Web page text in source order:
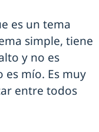
es un tema
simple, tiene
y no es
es mío. Es muy
entre todos